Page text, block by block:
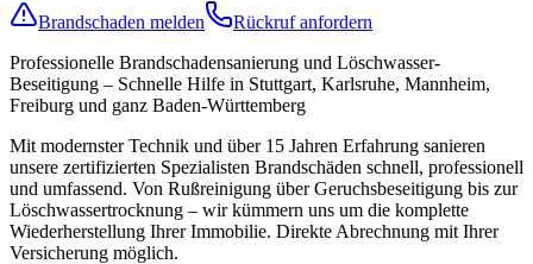
Brandschaden melden
Rückruf anfordern
Professionelle Brandschadensanierung und Löschwasser-
Beseitigung – Schnelle Hilfe in Stuttgart, Karlsruhe, Mannheim,
Freiburg und ganz Baden-Württemberg
Mit modernster Technik und über 15 Jahren Erfahrung sanieren
unsere zertifizierten Spezialisten Brandschäden schnell, professionell
und umfassend. Von Rußreinigung über Geruchsbeseitigung bis zur
Löschwassertrocknung – wir kümmern uns um die komplette
Wiederherstellung Ihrer Immobilie. Direkte Abrechnung mit Ihrer
Versicherung möglich.